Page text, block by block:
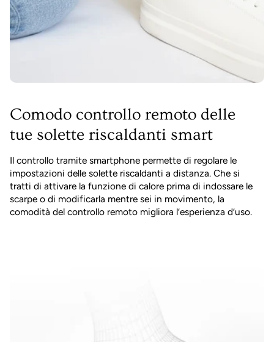
Comodo controllo remoto delle
tue solette riscaldanti smart
Il controllo tramite smartphone permette di regolare le
impostazioni delle solette riscaldanti a distanza. Che si
tratti di attivare la funzione di calore prima di indossare le
scarpe o di modificarla mentre sei in movimento, la
comodità del controllo remoto migliora l’esperienza d’uso.